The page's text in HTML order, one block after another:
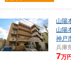
山陽
山陽
神戸
兵庫
7万